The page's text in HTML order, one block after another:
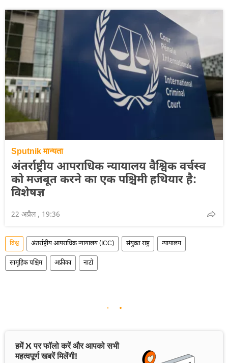
Sputnik मान्यता
अंतर्राष्ट्रीय आपराधिक न्यायालय वैश्विक वर्चस्व
को मजबूत करने का एक पश्चिमी हथियार है:
विशेषज्ञ
22 अप्रैल , 19:36
विश्व अंतर्राष्ट्रीय आपराधिक न्यायालय (ICC) संयुक्त राष्ट्र न्यायालय
सामूहिक पश्चिम अफ़्रीका नाटो
हमें X पर फॉलो करें और आपको सभी
महत्वपूर्ण खबरें मिलेंगी!